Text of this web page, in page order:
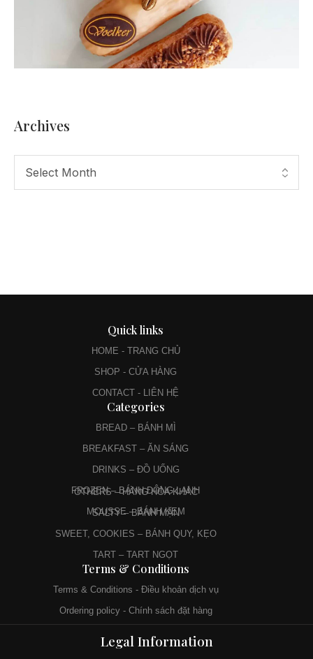
Archives
Quick links
HOME - TRANG CHỦ
SHOP - CỬA HÀNG
CONTACT - LIÊN HỆ
Categories
BREAD – BÁNH MÌ
BREAKFAST – ĂN SÁNG
DRINKS – ĐỒ UỐNG
FROZEN – BÁNH ĐÔNG LẠNH
MOUSSE – BÁNH KEM
OTHERS – HÀNG HÓA KHÁC
SALTY – BÁNH MẶN
SWEET, COOKIES – BÁNH QUY, KẸO
TART – TART NGỌT
Terms & Conditions
Terms & Conditions - Điều khoản dịch vụ
Ordering policy - Chính sách đặt hàng
Legal Information